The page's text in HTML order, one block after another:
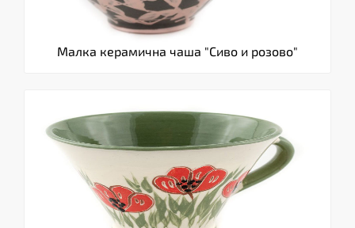
Малка керамична чаша "Сиво и розово"